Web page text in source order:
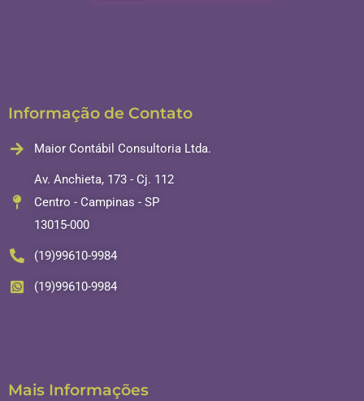
Informação de Contato
Maior Contábil Consultoria Ltda.
Av. Anchieta, 173 - Cj. 112
Centro - Campinas - SP
13015-000
(19)99610-9984
(19)99610-9984
Mais Informações